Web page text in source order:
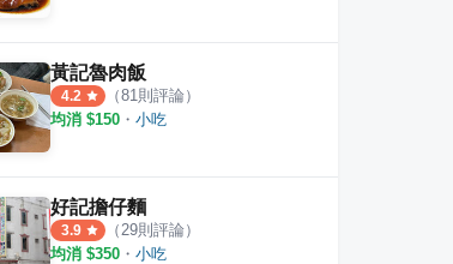
黃記魯肉飯
4.2 （81 則評論）
均消 $150 ・ 小吃
好記擔仔麵
3.9 （ 29則評論）
均消 $350 ・ 小吃